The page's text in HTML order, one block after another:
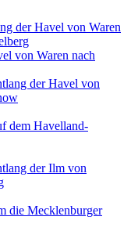
der Havel von Waren
von Waren nach
der Havel von
dem Havelland-
der Ilm von
die Mecklenburger